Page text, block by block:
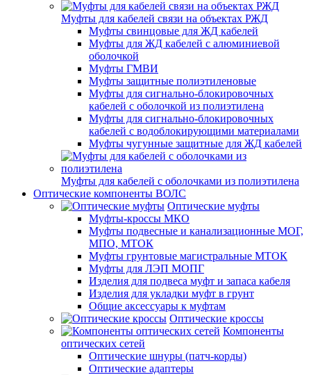
Муфты для кабелей связи на объектах РЖД
Муфты свинцовые для ЖД кабелей
Муфты для ЖД кабелей с алюминиевой
оболочкой
Муфты ГМВИ
Муфты защитные полиэтиленовые
Муфты для сигнально-блокировочных
кабелей с оболочкой из полиэтилена
Муфты для сигнально-блокировочных
кабелей с водоблокирующими материалами
Муфты чугунные защитные для ЖД кабелей
Муфты для кабелей с оболочками из полиэтилена
Оптические компоненты ВОЛС
Оптические муфты
Муфты-кроссы МКО
Муфты подвесные и канализационные МОГ,
МПО, МТОК
Муфты грунтовые магистральные МТОК
Муфты для ЛЭП МОПГ
Изделия для подвеса муфт и запаса кабеля
Изделия для укладки муфт в грунт
Общие аксессуары к муфтам
Оптические кроссы
Компоненты
оптических сетей
Оптические шнуры (патч-корды)
Оптические адаптеры